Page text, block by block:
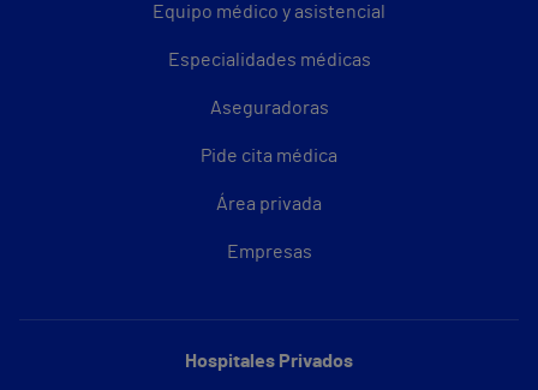
Equipo médico y asistencial
Especialidades médicas
Aseguradoras
Pide cita médica
Área privada
Empresas
Hospitales Privados